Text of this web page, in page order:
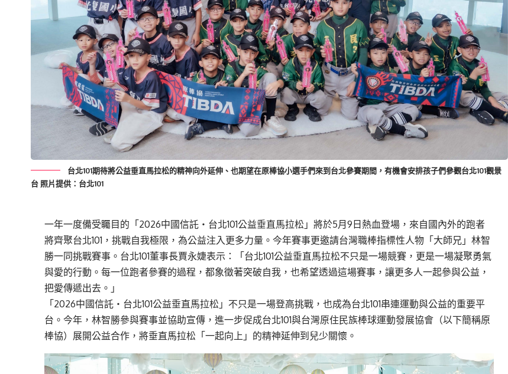
台北101期待將公益垂直馬拉松的精神向外延伸、也期望在原棒協小選手們來到台北參賽期間，有機會安排孩子們參觀台北101觀景
台 照片提供：台北101
一年一度備受矚目的「2026中國信託‧台北101公益垂直馬拉松」將於5月9日熱血登場，來自國內外的跑者
將齊聚台北101，挑戰自我極限，為公益注入更多力量。今年賽事更邀請台灣職棒指標性人物「大師兄」林智
勝一同挑戰賽事。台北101董事長賈永婕表示：「台北101公益垂直馬拉松不只是一場競賽，更是一場凝聚勇氣
與愛的行動。每一位跑者參賽的過程，都象徵著突破自我，也希望透過這場賽事，讓更多人一起參與公益，
把愛傳遞出去。」
「2026中國信託‧台北101公益垂直馬拉松」不只是一場登高挑戰，也成為台北101串連運動與公益的重要平
台。今年，林智勝參與賽事並協助宣傳，進一步促成台北101與台灣原住民族棒球運動發展協會（以下簡稱原
棒協）展開公益合作，將垂直馬拉松「一起向上」的精神延伸到兒少關懷。